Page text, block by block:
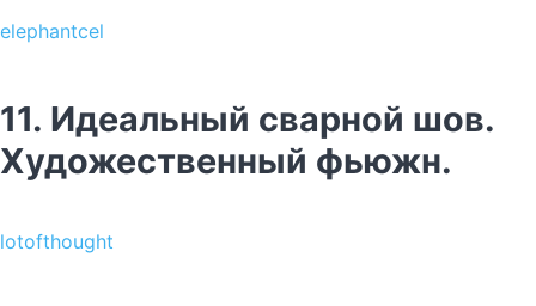
elephantcel
11. Идеальный сварной шов.
Художественный фьюжн.
lotofthought